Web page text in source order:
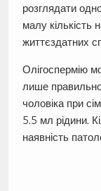
розглядати
малу кількість
життєздатних
Олігоспермію
лише
чоловіка при
5.5 мл рідини.
наявність